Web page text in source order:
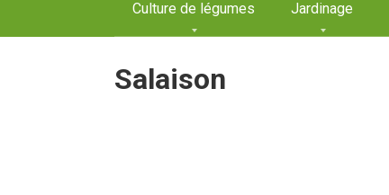
Culture de légumes Jardinage
Salaison